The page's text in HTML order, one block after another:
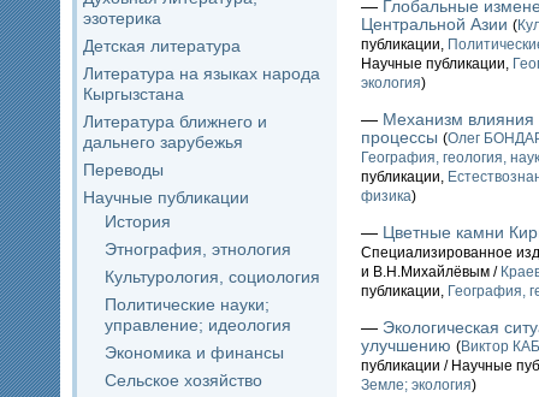
эзотерика
Детская литература
Литература на языках народа
Кыргызстана
Литература ближнего и
дальнего зарубежья
Переводы
Научные публикации
История
Этнография, этнология
Культурология, социология
Политические науки;
управление; идеология
Экономика и финансы
Сельское хозяйство
— Глобальные
Центральной Азии (
публикации,
Научные публикации,
экология)
— Механизм влияния
процессы (Олег
География, геология,
публикации,
физика)
— Цветные камни
Специализированное
и В.Н.Михайлёвым /
публикации, География,
— Экологическая
улучшению (Виктор
публикации / Научные
Земле; экология)